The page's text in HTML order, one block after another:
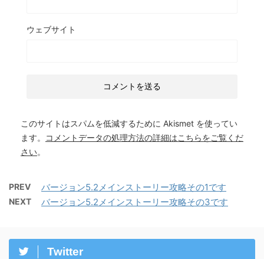
ウェブサイト
このサイトはスパムを低減するために Akismet を使ってい
ます。
コメントデータの処理方法の詳細はこちらをご覧くだ
さい。
PREV バージョン5.2メインストーリー攻略その1です
NEXT バージョン5.2メインストーリー攻略その3です
Twitter